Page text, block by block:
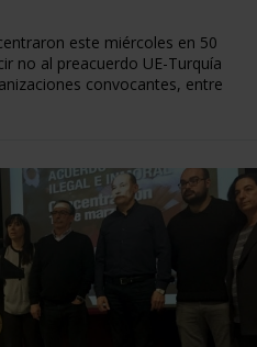
este miércoles en 50
no al preacuerdo UE-Turquía
convocantes, entre